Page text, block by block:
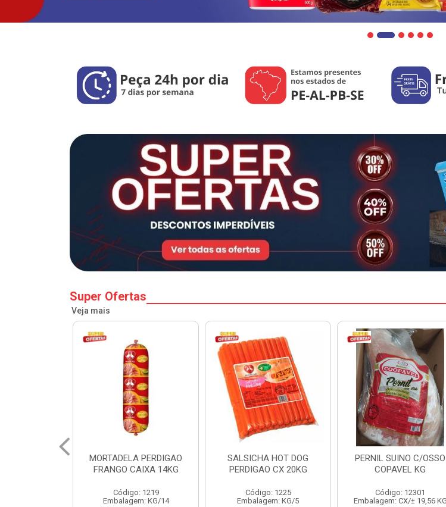
Super Ofertas
Veja mais
SALSICHA HOT DOG
PERDIGAO CX 20KG
Código: 1225
Embalagem: KG/5
PERNIL SUINO C/OSSO
COPAVEL KG
Código: 12301
Embalagem: CX/± 19,56 KG
HAMBURGUER BOVINO
PERDIGAO CX 2,016KG
Código: 1263
Embalagem: CX/1